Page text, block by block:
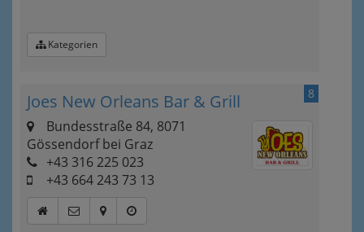
Kategorien
8
Joes New Orleans Bar & Grill
Bundesstraße 84, 8071
Gössendorf bei Graz
+43 316 225 023
+43 664 243 73 13